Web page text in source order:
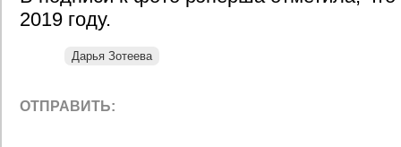
2019 году.
Дарья Зотеева
ОТПРАВИТЬ: